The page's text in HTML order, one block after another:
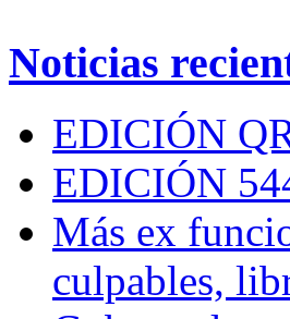
Noticias
EDICIÓN
EDICIÓN
Más ex
culpables,